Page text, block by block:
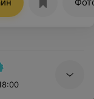
центру.